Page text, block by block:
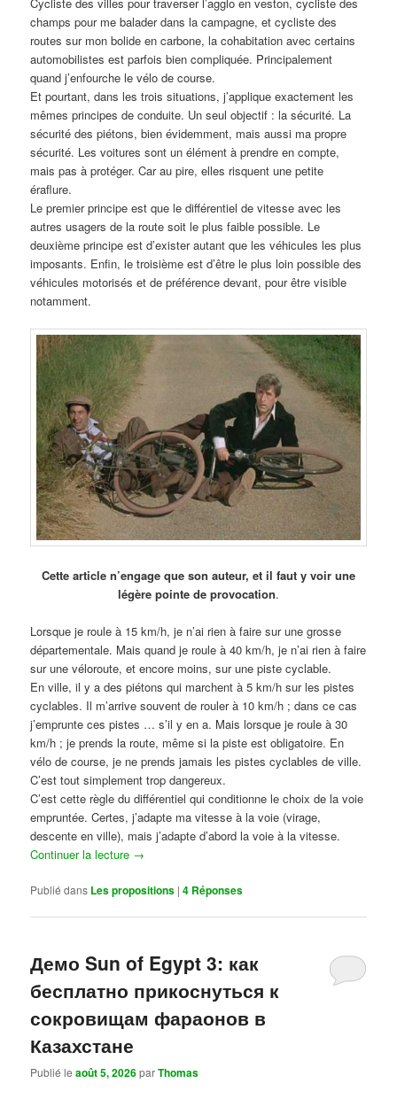
champs pour me balader dans la campagne, et cycliste des
routes sur mon bolide en carbone, la cohabitation avec certains
automobilistes est parfois bien compliquée. Principalement
quand j’enfourche le vélo de course.
Et pourtant, dans les trois situations, j’applique exactement les
mêmes principes de conduite. Un seul objectif : la sécurité. La
sécurité des piétons, bien évidemment, mais aussi ma propre
sécurité. Les voitures sont un élément à prendre en compte,
mais pas à protéger. Car au pire, elles risquent une petite
éraflure.
Le premier principe est que le différentiel de vitesse avec les
autres usagers de la route soit le plus faible possible. Le
deuxième principe est d’exister autant que les véhicules les plus
imposants. Enfin, le troisième est d’être le plus loin possible des
véhicules motorisés et de préférence devant, pour être visible
notamment.
Cette article n’engage que son auteur, et il faut y voir une
légère pointe de provocation.
Lorsque je roule à 15 km/h, je n’ai rien à faire sur une grosse
départementale. Mais quand je roule à 40 km/h, je n’ai rien à faire
sur une véloroute, et encore moins, sur une piste cyclable.
En ville, il y a des piétons qui marchent à 5 km/h sur les pistes
cyclables. Il m’arrive souvent de rouler à 10 km/h ; dans ce cas
j’emprunte ces pistes … s’il y en a. Mais lorsque je roule à 30
km/h ; je prends la route, même si la piste est obligatoire. En
vélo de course, je ne prends jamais les pistes cyclables de ville.
C’est tout simplement trop dangereux.
C’est cette règle du différentiel qui conditionne le choix de la voie
empruntée. Certes, j’adapte ma vitesse à la voie (virage,
descente en ville), mais j’adapte d’abord la voie à la vitesse.
Continuer la lecture →
Publié dans Les propositions |4 Réponses
Демо Sun of Egypt 3: как
бесплатно прикоснуться к
сокровищам фараонов в
Казахстане
Publié leaoût 5, 2026parThomas